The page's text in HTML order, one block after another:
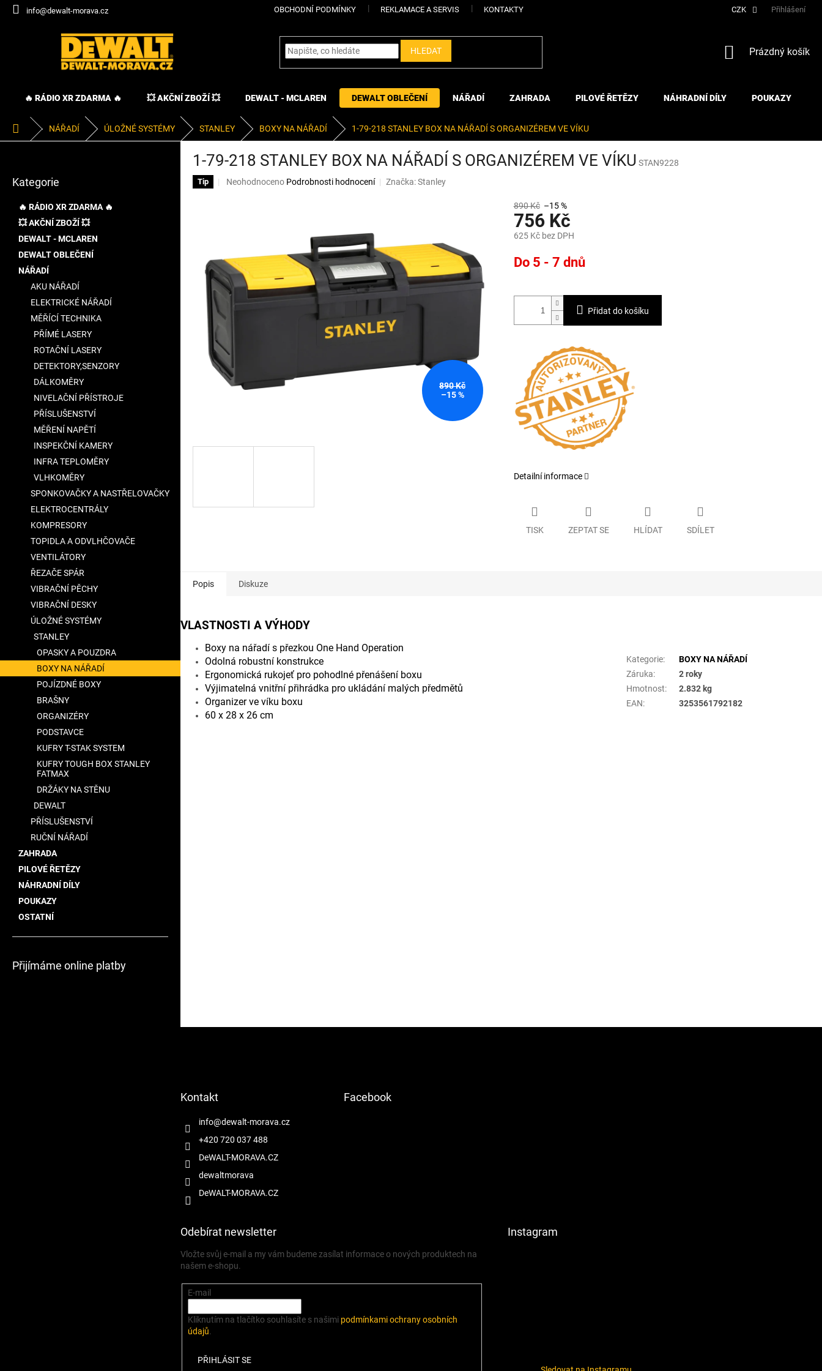
Přejít
info@dewalt-morava.cz OBCHODNÍ PODMÍNKY REKLAMACE A SERVIS KONTAKTY CZK Přihlášení
HLEDAT
NÁKUPNÍ
Prázdný košík
🔥 RÁDIO XR ZDARMA 🔥 💥 AKČNÍ ZBOŽÍ 💥 DEWALT - MCLAREN DEWALT OBLEČENÍ NÁŘADÍ ZAHRADA PILOVÉ ŘETĚZY NÁHRADNÍ DÍLY POUKAZY
Domů NÁŘADÍ ÚLOŽNÉ SYSTÉMY STANLEY BOXY NA NÁŘADÍ 1-79-218 STANLEY BOX NA NÁŘADÍ S ORGANIZÉREM VE VÍKU
kategorie
Kategorie
🔥 RÁDIO XR ZDARMA 🔥
💥 AKČNÍ ZBOŽÍ 💥
DEWALT - MCLAREN
DEWALT OBLEČENÍ
NÁŘADÍ
AKU NÁŘADÍ
ELEKTRICKÉ NÁŘADÍ
MĚŘÍCÍ TECHNIKA
PŘÍMÉ LASERY
ROTAČNÍ LASERY
DETEKTORY,SENZORY
DÁLKOMĚRY
NIVELAČNÍ PŘÍSTROJE
PŘÍSLUŠENSTVÍ
MĚŘENÍ NAPĚTÍ
INSPEKČNÍ KAMERY
INFRA TEPLOMĚRY
VLHKOMĚRY
SPONKOVAČKY A NASTŘELOVAČKY
ELEKTROCENTRÁLY
KOMPRESORY
TOPIDLA A ODVLHČOVAČE
VENTILÁTORY
ŘEZAČE SPÁR
VIBRAČNÍ PĚCHY
VIBRAČNÍ DESKY
ÚLOŽNÉ SYSTÉMY
STANLEY
OPASKY A POUZDRA
BOXY NA NÁŘADÍ
POJÍZDNÉ BOXY
BRAŠNY
ORGANIZÉRY
PODSTAVCE
KUFRY T-STAK SYSTEM
KUFRY TOUGH BOX STANLEY
FATMAX
DRŽÁKY NA STĚNU
DEWALT
PŘÍSLUŠENSTVÍ
RUČNÍ NÁŘADÍ
ZAHRADA
PILOVÉ ŘETĚZY
NÁHRADNÍ DÍLY
POUKAZY
OSTATNÍ
Přijímáme online platby
1-79-218 STANLEY BOX NA NÁŘADÍ S ORGANIZÉREM VE VÍKU STAN9228
Tip
Průměrné
hvězdiček.
Neohodnoceno Podrobnosti hodnocení Značka:Stanley
890 Kč
–15 %
890 Kč –15 %
756 Kč
625 Kč bez DPH
cena:
Do 5 - 7 dnů
Přidat do košíku
Detailní informace
TISK ZEPTAT SE HLÍDAT SDÍLET
Popis Diskuze
VLASTNOSTI A VÝHODY
Boxy na nářadí s přezkou One Hand Operation
Odolná robustní konstrukce
Ergonomická rukojeť pro pohodlné přenášení boxu
Výjimatelná vnitřní přihrádka pro ukládání malých předmětů
Organizer ve víku boxu
60 x 28 x 26 cm
Kategorie:
BOXY NA NÁŘADÍ
Záruka:
2 roky
Hmotnost:
2.832 kg
EAN: 3253561792182
Kontakt
info@dewalt-morava.cz
+420 720 037 488
DeWALT-MORAVA.CZ
dewaltmorava
DeWALT-MORAVA.CZ
Facebook
Odebírat newsletter
Vložte svůj e-mail a my vám budeme zasílat informace o nových produktech na
našem e-shopu.
E-mail
Kliknutím na tlačítko souhlasíte s našimi podmínkami ochrany osobních
údajů.
PŘIHLÁSIT SE
Instagram